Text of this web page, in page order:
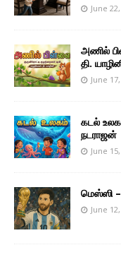
June
அணில்
தி.
June
கடல்
நடராஜன்
June
மெஸ்ஸி –
June